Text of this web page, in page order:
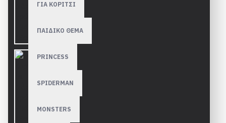
ΓΙΑ ΚΟΡΙΤΣΙ
ΠΑΙΔΙΚΟ ΘΕΜΑ
PRINCESS
SPIDERMAN
MONSTERS